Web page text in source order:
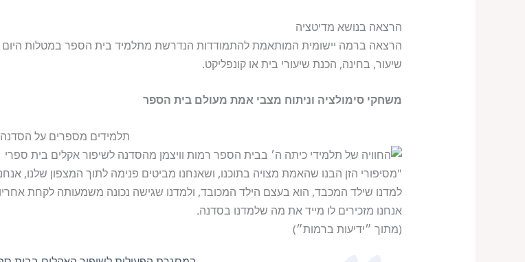
הרצאה בנושא מדיטציה
הרצאה ברמה יישומית המותאמת להתמודדות הנדרשת מתלמיד בית הספר במטלות היום
שיעור, בחינה, הכנת שיעורי בית או קונפליקט.
משחקי סימולציה וניתוח מצבי אמת מעולם בית הספר
תלמידים מספרים על
"מסיפורי הזן הבנו שהאמת מצויה בתוכנו, ושאנחנו מביטים פנימה לתוך המצפון שלנו,
למדנו שילד המכבד, הוא בעצם הילד המכובד, ולמדנו שגישה נכונה משמעותה לקחת
אנחנו מזכירים לו מייד את מה שלמדנו בסדנה.
(מתוך ״ידיעות ברמות״)